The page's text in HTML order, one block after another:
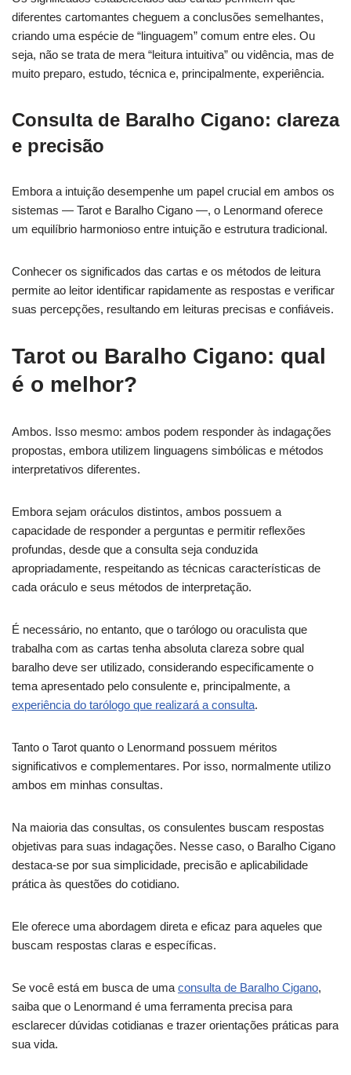
diferentes cartomantes cheguem a conclusões semelhantes,
criando uma espécie de “linguagem” comum entre eles. Ou
seja, não se trata de mera “leitura intuitiva” ou vidência, mas de
muito preparo, estudo, técnica e, principalmente, experiência.
Consulta de Baralho Cigano: clareza
e precisão
Embora a intuição desempenhe um papel crucial em ambos os
sistemas — Tarot e Baralho Cigano —, o Lenormand oferece
um equilíbrio harmonioso entre intuição e estrutura tradicional.
Conhecer os significados das cartas e os métodos de leitura
permite ao leitor identificar rapidamente as respostas e verificar
suas percepções, resultando em leituras precisas e confiáveis.
Tarot ou Baralho Cigano: qual
é o melhor?
Ambos. Isso mesmo: ambos podem responder às indagações
propostas, embora utilizem linguagens simbólicas e métodos
interpretativos diferentes.
Embora sejam oráculos distintos, ambos possuem a
capacidade de responder a perguntas e permitir reflexões
profundas, desde que a consulta seja conduzida
apropriadamente, respeitando as técnicas características de
cada oráculo e seus métodos de interpretação.
É necessário, no entanto, que o tarólogo ou oraculista que
trabalha com as cartas tenha absoluta clareza sobre qual
baralho deve ser utilizado, considerando especificamente o
tema apresentado pelo consulente e, principalmente, a
experiência do tarólogo que realizará a consulta.
Tanto o Tarot quanto o Lenormand possuem méritos
significativos e complementares. Por isso, normalmente utilizo
ambos em minhas consultas.
Na maioria das consultas, os consulentes buscam respostas
objetivas para suas indagações. Nesse caso, o Baralho Cigano
destaca-se por sua simplicidade, precisão e aplicabilidade
prática às questões do cotidiano.
Ele oferece uma abordagem direta e eficaz para aqueles que
buscam respostas claras e específicas.
Se você está em busca de uma consulta de Baralho Cigano,
saiba que o Lenormand é uma ferramenta precisa para
esclarecer dúvidas cotidianas e trazer orientações práticas para
sua vida.